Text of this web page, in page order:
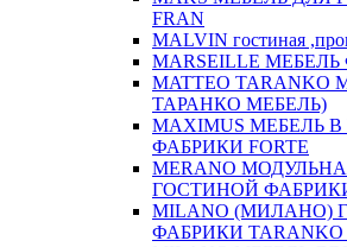
FRAN
MALVIN гостиная
MARSEILLE МЕБЕЛЬ
MATTEO
ТАРАНКО МЕБЕЛЬ)
MAXIMUS МЕБЕЛЬ
ФАБРИКИ FORTE
MERANO
ГОСТИНОЙ ФАБРИКИ
MILANO (МИЛАНО)
ФАБРИКИ